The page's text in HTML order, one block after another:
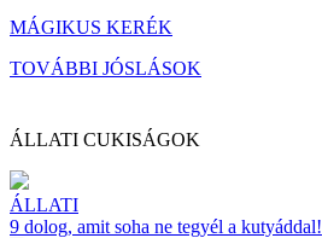
MÁGIKUS KERÉK
TOVÁBBI JÓSLÁSOK
ÁLLATI CUKISÁGOK
ÁLLATI
9 dolog, amit soha ne tegyél a kutyáddal!